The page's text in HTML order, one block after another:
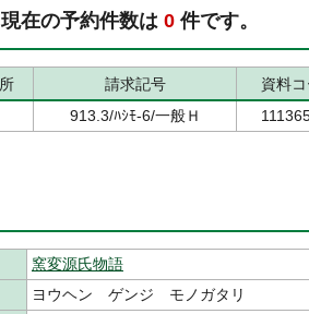
在の予約件数は 0 件です。
請求記号
資料
913.3/ﾊｼﾓ-6/一般Ｈ
窯変源氏物語
ヨウヘン ゲンジ モノガタリ